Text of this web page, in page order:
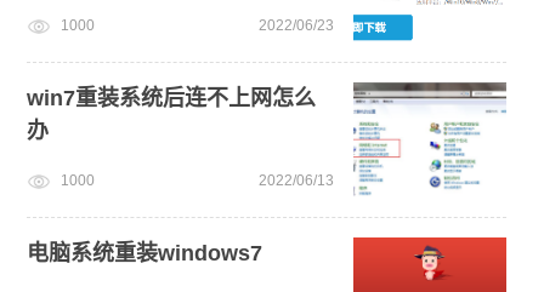
1000 2022/06/23
win7重装系统后连不上网怎么
办
1000 2022/06/13
电脑系统重装windows7